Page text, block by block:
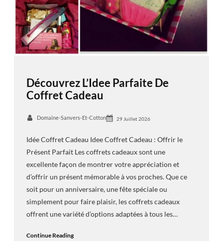
Découvrez L’Idee Parfaite De
Coffret Cadeau
Domaine-Sanvers-Et-Cotton 29 Juillet 2026
Idée Coffret Cadeau Idee Coffret Cadeau : Offrir le
Présent Parfait Les coffrets cadeaux sont une
excellente façon de montrer votre appréciation et
d’offrir un présent mémorable à vos proches. Que ce
soit pour un anniversaire, une fête spéciale ou
simplement pour faire plaisir, les coffrets cadeaux
offrent une variété d’options adaptées à tous les…
Continue Reading